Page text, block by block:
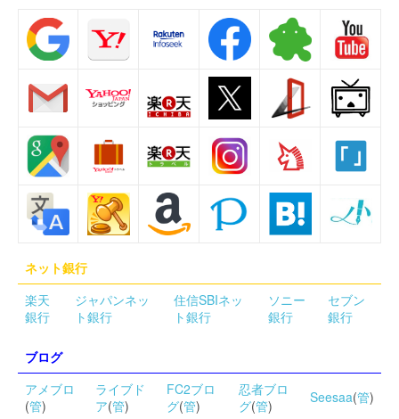
ネット銀行
楽天
銀行
ジャパンネッ
ト銀行
住信SBIネッ
ト銀行
ソニー
銀行
セブン
銀行
ブログ
アメブロ
(管)
ライブド
ア(管)
FC2ブロ
グ(管)
忍者ブロ
グ(管) Seesaa(管)